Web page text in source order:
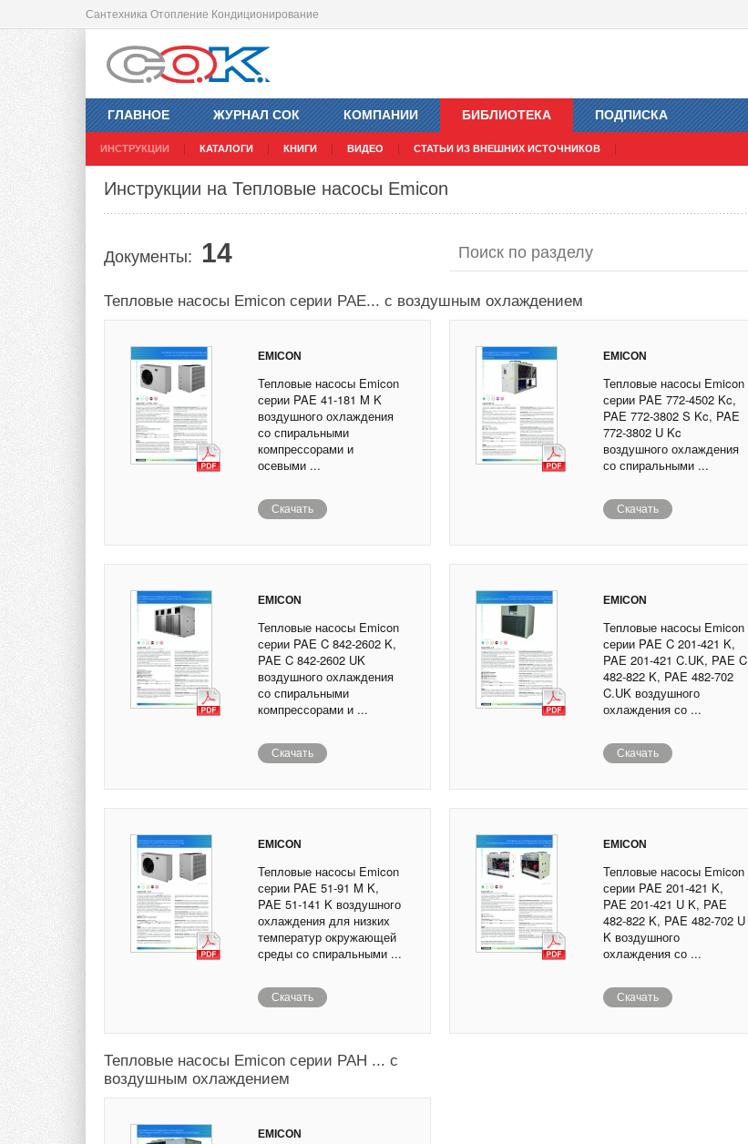
Сантехника Отопление Кондиционирование
ГЛАВНОЕ ЖУРНАЛ СОК КОМПАНИИ БИБЛИОТЕКА
ИНСТРУКЦИИ КАТАЛОГИ КНИГИ ВИДЕО СТАТЬИ ИЗ ВНЕШНИХ ИСТОЧНИКОВ
ПОДПИСКА
Инструкции на Тепловые насосы Emicon
Документы: 14
Тепловые насосы Emicon серии PAE... с воздушным охлаждением
EMICON
Тепловые насосы Emicon
серии PAE 41-181 M K
воздушного охлаждения
со спиральными
компрессорами и
осевыми ...
Скачать
EMICON
Тепловые насосы Emicon
серии PAE 772-4502 Kc,
PAE 772-3802 S Kc, PAE
772-3802 U Kc
воздушного охлаждения
со спиральными ...
Скачать
EMICON
Тепловые насосы Emicon
серии PAE C 842-2602 K,
PAE C 842-2602 UK
воздушного охлаждения
со спиральными
компрессорами и ...
Скачать
EMICON
Тепловые насосы Emicon
серии PAE C 201-421 K,
PAE 201-421 C.UK, PAE C
482-822 K, PAE 482-702
C.UK воздушного
охлаждения со ...
Скачать
EMICON
Тепловые насосы Emicon
серии PAE 51-91 M K,
PAE 51-141 K воздушного
охлаждения для низких
температур окружающей
среды со спиральными ...
Скачать
EMICON
Тепловые насосы Emicon
серии PAE 201-421 K,
PAE 201-421 U K, PAE
482-822 K, PAE 482-702 U
K воздушного
охлаждения со ...
Скачать
Тепловые насосы Emicon серии PAH ... с
воздушным охлаждением
EMICON